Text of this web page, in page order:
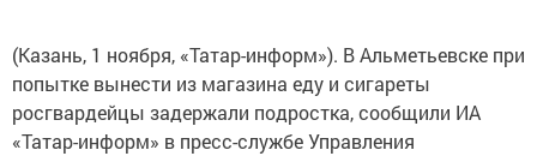
(Казань, 1 ноября, «Татар-информ»). В Альметьевске при
попытке вынести из магазина еду и сигареты
росгвардейцы задержали подростка, сообщили ИА
«Татар-информ» в пресс-службе Управления